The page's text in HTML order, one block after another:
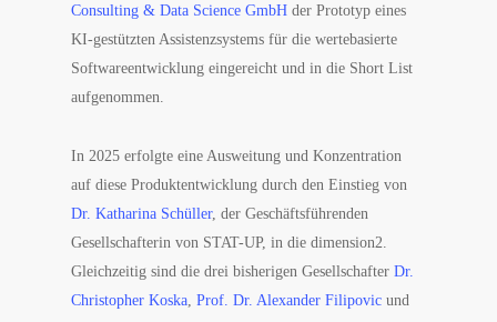
Consulting & Data Science GmbH der Prototyp eines
KI-gestützten Assistenzsystems für die wertebasierte
Softwareentwicklung eingereicht und in die Short List
aufgenommen.
In 2025 erfolgte eine Ausweitung und Konzentration
auf diese Produktentwicklung durch den Einstieg von
Dr. Katharina Schüller, der Geschäftsführenden
Gesellschafterin von STAT-UP, in die dimension2.
Gleichzeitig sind die drei bisherigen GesellschafterDr.
Christopher Koska ,Prof. Dr. Alexander Filipovic und